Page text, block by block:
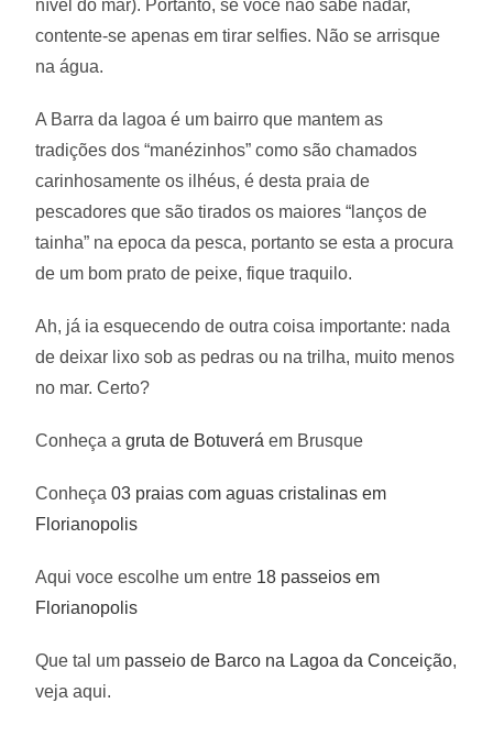
nível do mar). Portanto, se você não sabe nadar,
contente-se apenas em tirar selfies. Não se arrisque
na água.
A Barra da lagoa é um bairro que mantem as
tradições dos “manézinhos” como são chamados
carinhosamente os ilhéus, é desta praia de
pescadores que são tirados os maiores “lanços de
tainha” na epoca da pesca, portanto se esta a procura
de um bom prato de peixe, fique traquilo.
Ah, já ia esquecendo de outra coisa importante: nada
de deixar lixo sob as pedras ou na trilha, muito menos
no mar. Certo?
Conheça agruta de Botuveráem Brusque
Conheça03 praias com aguas cristalinas em
Florianopolis
Aqui voce escolhe um entre 18 passeios em
Florianopolis
Que tal um passeio de Barco na Lagoa da Conceição,
veja aqui.